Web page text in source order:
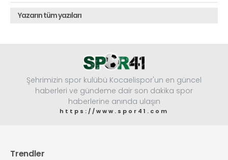
Yazarın tüm yazıları
Şehrimizin spor kulübü Kocaelispor'un en güncel
haberleri ve gündeme dair son dakika spor
haberlerine anında ulaşın
https://www.spor41.com
Trendler